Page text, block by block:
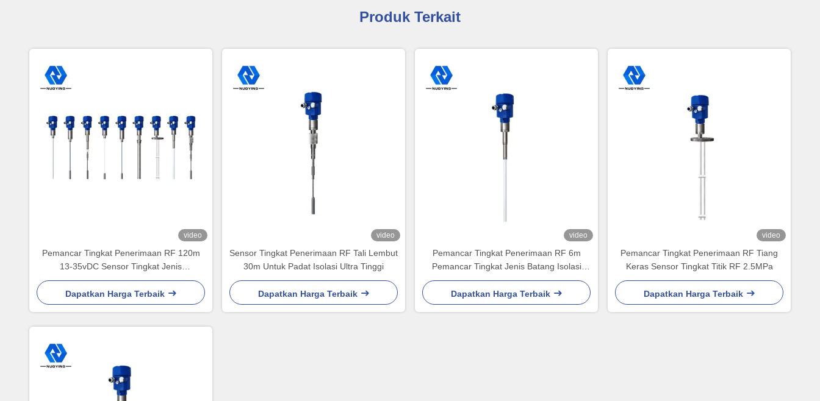
Produk Terkait
video
Pemancar Tingkat Penerimaan RF 120m
13-35vDC Sensor Tingkat Jenis
Penerimaan
Dapatkan Harga Terbaik
video
Sensor Tingkat Penerimaan RF Tali Lembut
30m Untuk Padat Isolasi Ultra Tinggi
Dapatkan Harga Terbaik
video
Pemancar Tingkat Penerimaan RF 6m
Pemancar Tingkat Jenis Batang Isolasi
Keras
Dapatkan Harga Terbaik
video
Pemancar Tingkat Penerimaan RF Tiang
Keras Sensor Tingkat Titik RF 2.5MPa
Dapatkan Harga Terbaik